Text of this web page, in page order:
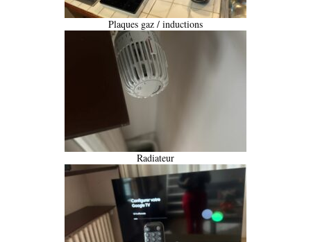
Plaques gaz / inductions
Radiateur